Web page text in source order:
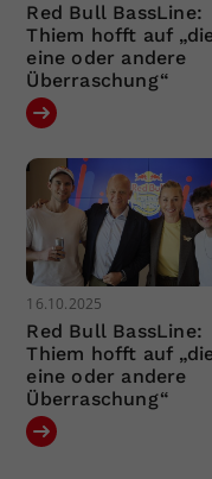
Red Bull BassLine:
Thiem hofft auf
eine oder andere
Überraschung“
16.10.2025
Red Bull BassLine:
Thiem hofft auf
eine oder andere
Überraschung“